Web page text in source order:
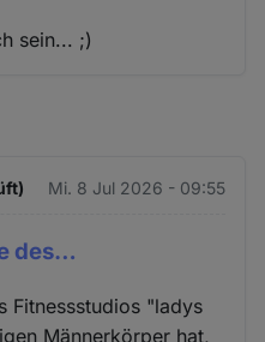
sein... ;)
Mi. 8 Jul 2026 - 09:55
des…
Fitnessstudios "ladys
Männerkörper hat,